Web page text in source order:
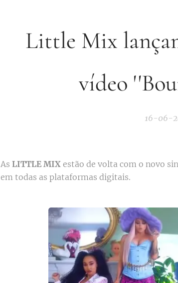
Little Mix
vídeo
16-06-
As LITTLE MIX estão de volta com o novo
em todas as plataformas digitais.